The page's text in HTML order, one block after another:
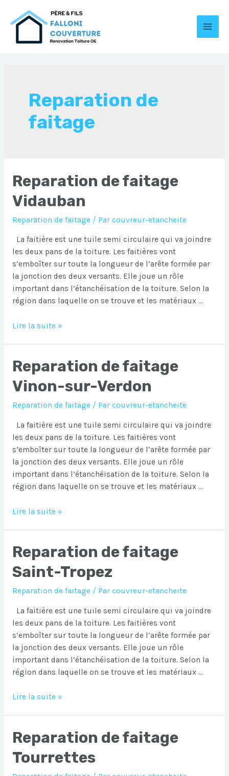
Reparation de
faitage
Reparation de faitage
Vidauban
Reparation de faitage/ Par couvreur-etancheite
La faitière est une tuile semi circulaire qui va joindre
les deux pans de la toiture. Les faitières vont
s’emboîter sur toute la longueur de l’arête formée par
la jonction des deux versants. Elle joue un rôle
important dans l’étanchéisation de la toiture. Selon la
région dans laquelle on se trouve et les matériaux …
Reparation
Vidauban
Lire la suite »
Reparation de faitage
Vinon-sur-Verdon
Reparation de faitage/ Par couvreur-etancheite
La faitière est une tuile semi circulaire qui va joindre
les deux pans de la toiture. Les faitières vont
s’emboîter sur toute la longueur de l’arête formée par
la jonction des deux versants. Elle joue un rôle
important dans l’étanchéisation de la toiture. Selon la
région dans laquelle on se trouve et les matériaux …
Reparation
Vinon-
sur-
Verdon
Lire la suite »
Reparation de faitage
Saint-Tropez
Reparation de faitage/ Par couvreur-etancheite
La faitière est une tuile semi circulaire qui va joindre
les deux pans de la toiture. Les faitières vont
s’emboîter sur toute la longueur de l’arête formée par
la jonction des deux versants. Elle joue un rôle
important dans l’étanchéisation de la toiture. Selon la
région dans laquelle on se trouve et les matériaux …
Reparation
Saint-
Tropez
Lire la suite »
Reparation de faitage
Tourrettes